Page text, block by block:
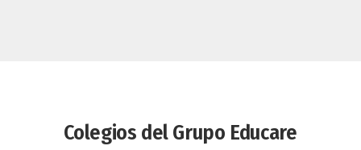
Colegios del Grupo Educare